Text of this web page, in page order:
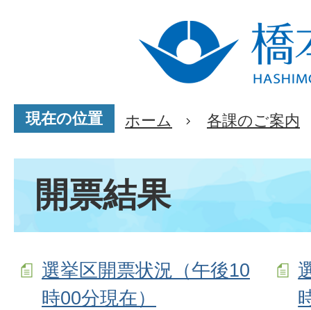
現在の位置 ホーム 各課のご案内
開票結果
選挙区開票状況（午後10
時00分現在）